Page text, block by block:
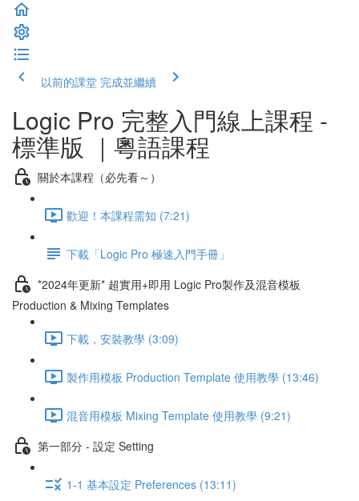
以前的課堂 完成並繼續
Logic Pro 完整入門線上課程 -
標準版 ｜粵語課程
關於本課程（必先看～）
歡迎！本課程需知 (7:21)
下載「Logic Pro 極速入門手冊」
*2024年更新* 超實用+即用 Logic Pro製作及混音模板
Production & Mixing Templates
下載，安裝教學 (3:09)
製作用模板 Production Template 使用教學 (13:46)
混音用模板 Mixing Template 使用教學 (9:21)
第一部分 - 設定 Setting
1-1 基本設定 Preferences (13:11)